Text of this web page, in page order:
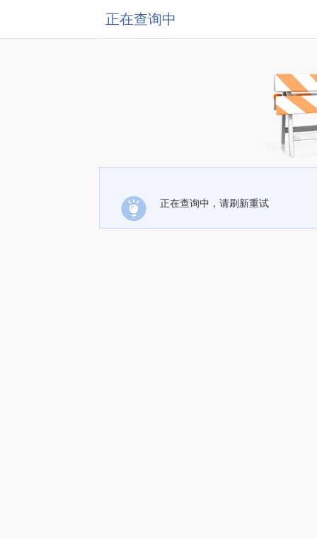
正在查询中
正在查询中，请刷新重试